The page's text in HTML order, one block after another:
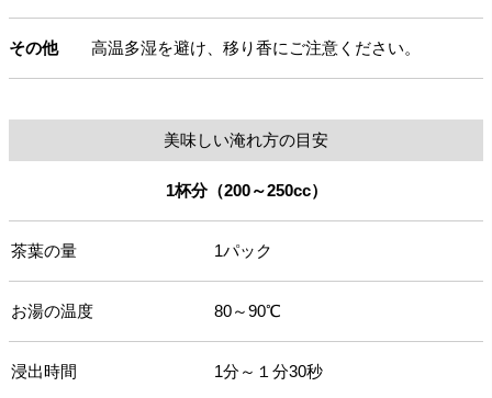
その他 高温多湿を避け、移り香にご注意ください。
美味しい淹れ方の目安
1杯分（200～250cc）
茶葉の量 1パック
お湯の温度 80～90℃
浸出時間 1分～１分30秒